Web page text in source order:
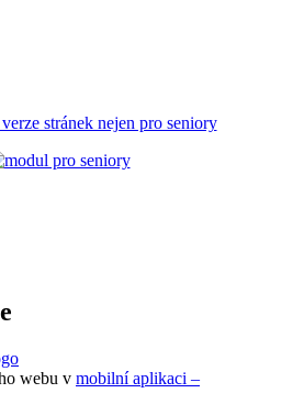
stránek nejen pro seniory
webu v mobilní aplikaci –